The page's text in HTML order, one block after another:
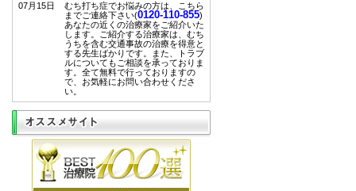
07月15日
むち打ち症でお悩みの方は、こちら
までご連絡下さい(0120-110-855)
あなたの近くの治療家をご紹介いた
します。ご紹介する治療家は、むち
うちを含む交通事故の治療を得意と
する先生ばかりです。また、トラブ
ルについてもご相談を承っておりま
す。全て無料で行っておりますの
で、お気軽にお問い合わせくださ
い。